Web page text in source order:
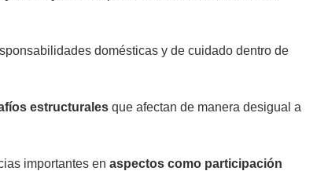
domésticas y de cuidado dentro de
estructurales que afectan de manera desigual a
importantes en aspectos como participación